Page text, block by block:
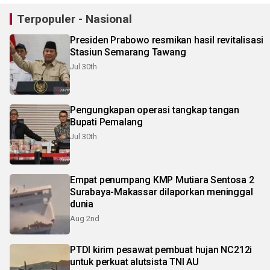
Terpopuler - Nasional
Presiden Prabowo resmikan hasil revitalisasi
Stasiun Semarang Tawang
Jul 30th
Pengungkapan operasi tangkap tangan
Bupati Pemalang
Jul 30th
Empat penumpang KMP Mutiara Sentosa 2
Surabaya-Makassar dilaporkan meninggal
dunia
Aug 2nd
PTDI kirim pesawat pembuat hujan NC212i
untuk perkuat alutsista TNI AU